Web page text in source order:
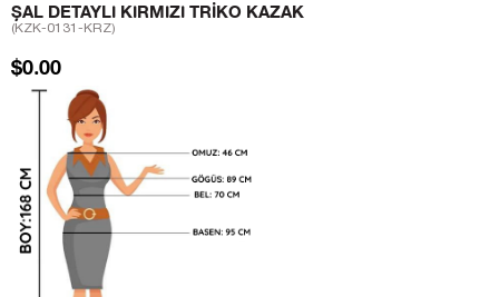
ŞAL DETAYLI KIRMIZI TRIKO KAZAK
(KZK-0131-KRZ)
$0.00